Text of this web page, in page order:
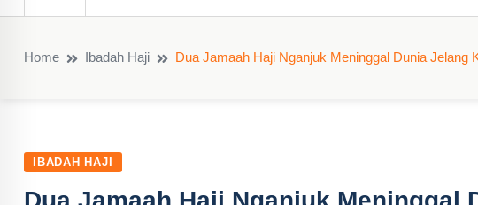
Home Ibadah Haji Dua Jamaah Haji Nganjuk Meninggal Dunia Jelang
IBADAH HAJI